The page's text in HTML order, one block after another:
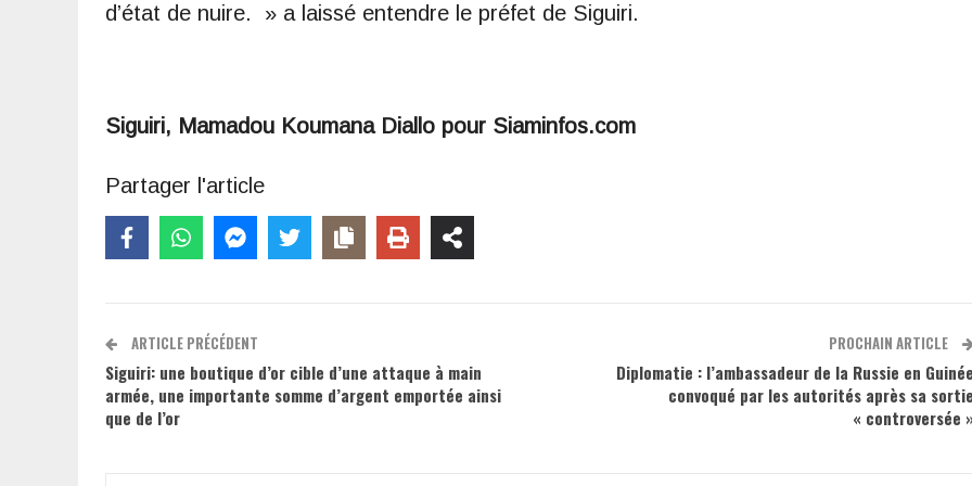
d’état de nuire. » a laissé entendre le préfet de Siguiri.
Siguiri, Mamadou Koumana Diallo pour Siaminfos.com
Partager l'article
ARTICLE PRÉCÉDENT
Siguiri: une boutique d’or cible d’une attaque à main
armée, une importante somme d’argent emportée ainsi
que de l’or
PROCHAIN ARTICLE
Diplomatie : l’ambassadeur de la Russie en Guinée
convoqué par les autorités après sa sortie
« controversée »